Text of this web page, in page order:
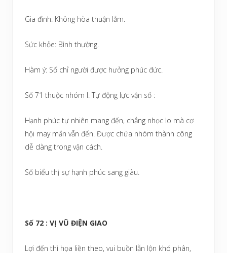
Gia đình: Không hòa thuận lắm.
Sức khỏe: Bình thường.
Hàm ý: Số chỉ người được hưởng phúc đức.
Số 71 thuộc nhóm I. Tự động lực vận số :
Hạnh phúc tự nhiên mang đến, chẳng nhọc lo mà cơ
hội may mắn vẫn đến. Được chứa nhóm thành công
dễ dàng trong vận cách.
Số biểu thị sự hạnh phúc sang giàu.
Số 72 : VỊ VŨ ĐIỆN GIAO
Lợi đến thì họa liền theo, vui buồn lẫn lộn khó phân,